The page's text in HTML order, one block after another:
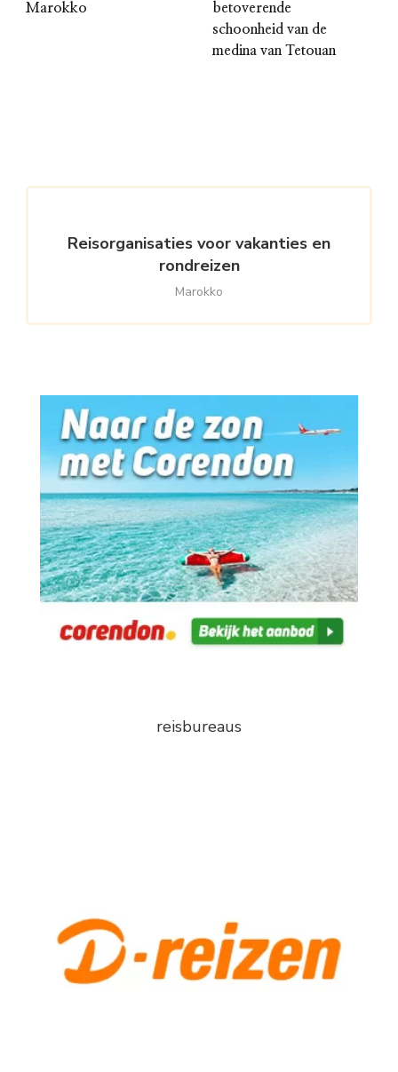
Marokko
betoverende
schoonheid van de
medina van Tetouan
Reisorganisaties voor vakanties en
rondreizen
Marokko
reisbureaus